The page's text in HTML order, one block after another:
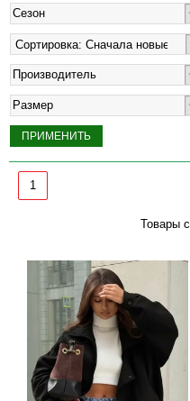
Сезон
Производитель
Размер
1
Товары с